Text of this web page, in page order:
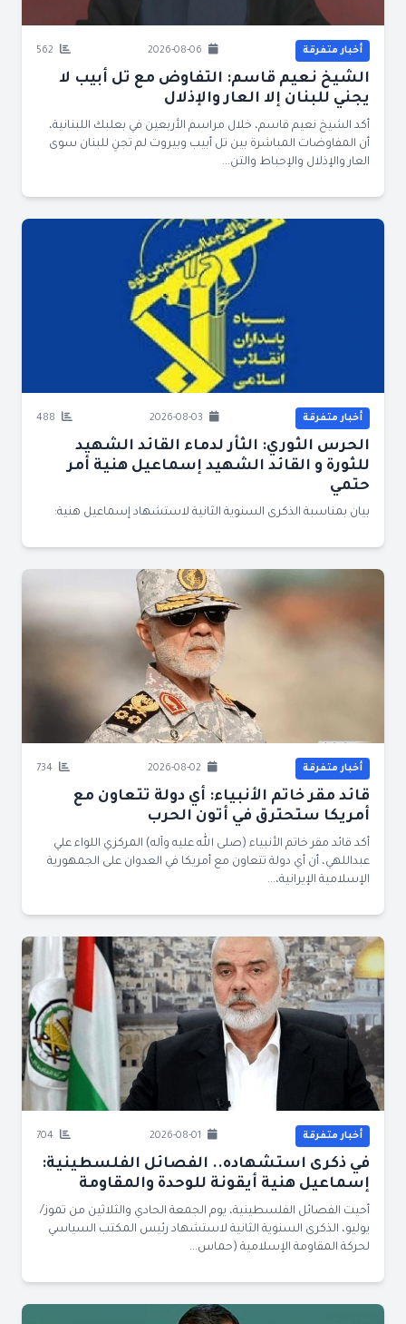
أخبار متفرقة
الشيخ نعيم قاسم: التفاوض مع تل أبيب لا
يجني للبنان إلا العار والإذلال
أكد الشيخ نعيم قاسم، خلال مراسم الأربعين في بعلبك اللبنانية،
أن المفاوضات المباشرة بين تل أبيب وبيروت لم تجنِ للبنان سوى
العار والإذلال والإحباط والتن...
أخبار متفرقة
الحرس الثوري: الثأر لدماء القائد الشهيد
للثورة و القائد الشهيد إسماعيل هنية أمر
حتمي
بيان بمناسبة الذكرى السنوية الثانية لاستشهاد إسماعيل هنية:
أخبار متفرقة
قائد مقر خاتم الأنبياء: أي دولة تتعاون مع
أمريكا ستحترق في أتون الحرب
أكد قائد مقر خاتم الأنبياء (صلى الله عليه وآله) المركزي اللواء علي
عبداللهي، أن أي دولة تتعاون مع أمريكا في العدوان على الجمهورية
الإسلامية الإيرانية،...
أخبار متفرقة
في ذكرى استشهاده.. الفصائل الفلسطينية:
إسماعيل هنية أيقونة للوحدة والمقاومة
أحيت الفصائل الفلسطينية، يوم الجمعة الحادي والثلاثين من تموز/
يوليو، الذكرى السنوية الثانية لاستشهاد رئيس المكتب السياسي
لحركة المقاومة الإسلامية (حماس...